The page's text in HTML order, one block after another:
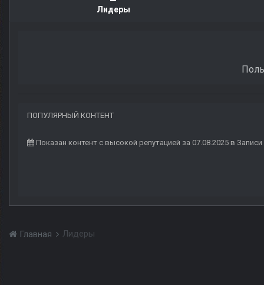
Лидеры
ПОПУЛЯРНЫЙ КОНТЕНТ
Показан контент с высокой репутацией за 07.08.2025 в Записи
Главная Лидеры